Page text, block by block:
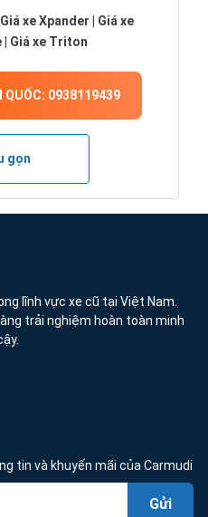
Giá xe Xpander
Giá xe
Giá xe Triton
QUỐC: 0938119439
gọn
lĩnh vực xe cũ tại Việt Nam.
trải nghiệm hoàn toàn minh
tin và khuyến mãi của Carmudi
Gửi